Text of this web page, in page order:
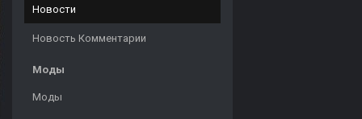
Новости
Новость Комментарии
Моды
Моды